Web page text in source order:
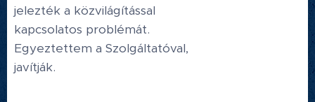
jelezték a közvilágítással
kapcsolatos problémát.
Egyeztettem a Szolgáltatóval,
javítják.